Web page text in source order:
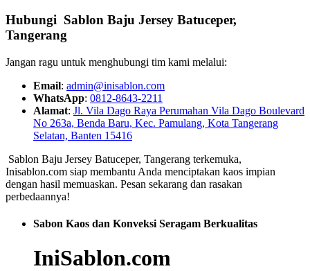
Hubungi Sablon Baju Jersey Batuceper,
Tangerang
Jangan ragu untuk menghubungi tim kami melalui:
Email: admin@inisablon.com
WhatsApp: 0812-8643-2211
Alamat: Jl. Vila Dago Raya Perumahan Vila Dago Boulevard
No 263a, Benda Baru, Kec. Pamulang, Kota Tangerang
Selatan, Banten 15416
Sablon Baju Jersey Batuceper, Tangerang terkemuka,
Inisablon.com siap membantu Anda menciptakan kaos impian
dengan hasil memuaskan. Pesan sekarang dan rasakan
perbedaannya!
Sabon Kaos dan Konveksi Seragam Berkualitas
IniSablon.com